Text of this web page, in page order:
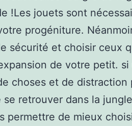
!Les jouets sont
progéniture.
sécurité et choisir ceux
de votre petit.
choses et de distraction
se retrouver dans la
permettre de mieux